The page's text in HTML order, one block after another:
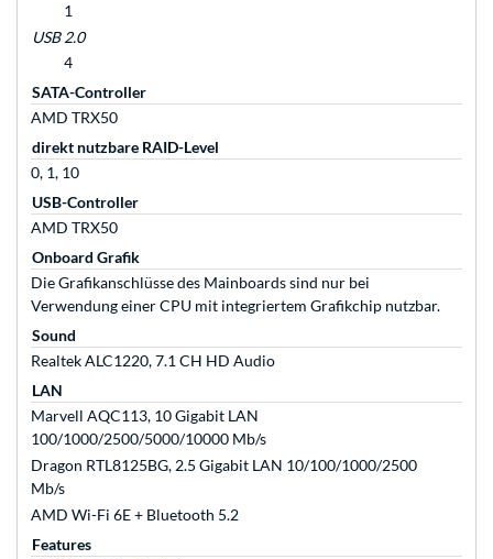
1
USB 2.0
4
SATA-Controller
AMD TRX50
direkt nutzbare RAID-Level
0, 1, 10
USB-Controller
AMD TRX50
Onboard Grafik
Die Grafikanschlüsse des Mainboards sind nur bei
Verwendung einer CPU mit integriertem Grafikchip nutzbar.
Sound
Realtek ALC1220, 7.1 CH HD Audio
LAN
Marvell AQC113, 10 Gigabit LAN
100/1000/2500/5000/10000 Mb/s
Dragon RTL8125BG, 2.5 Gigabit LAN 10/100/1000/2500
Mb/s
AMD Wi-Fi 6E + Bluetooth 5.2
Features